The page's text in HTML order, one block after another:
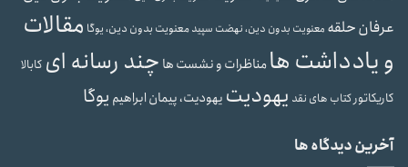
عرفان حلقه معنویت بدون دین، نهضت سپیدمعنویت بدون دین، یوگا مقالات
و یادداشت هامناظرات و نشست ها چند رسانه ای کابالا
کاریکاتور کتاب های نقد یهودیت یهودیت، پیمان ابراهیم یوگا
آخرین دیدگاه ها